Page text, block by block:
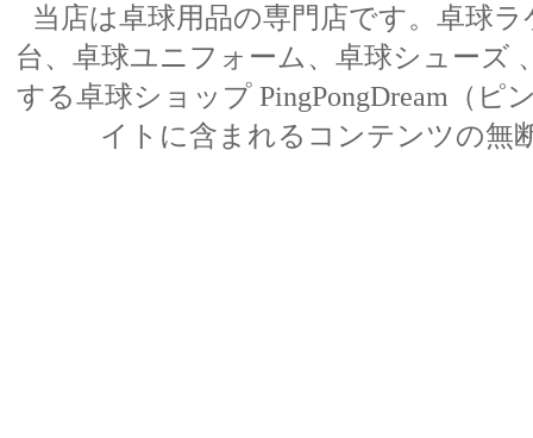
当店は卓球用品の専門店です。卓球
台、卓球ユニフォーム、卓球シューズ
する卓球ショップ PingPongDream（ピ
イトに含まれるコンテンツの無